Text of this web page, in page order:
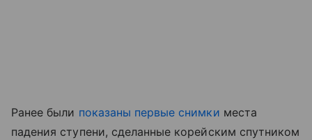
Ранее были показаны первые снимки места
падения ступени, сделанные корейским спутником